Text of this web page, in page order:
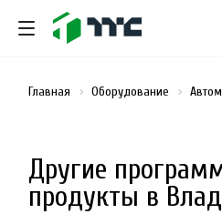
Другие
продукты в
Главная Оборудование